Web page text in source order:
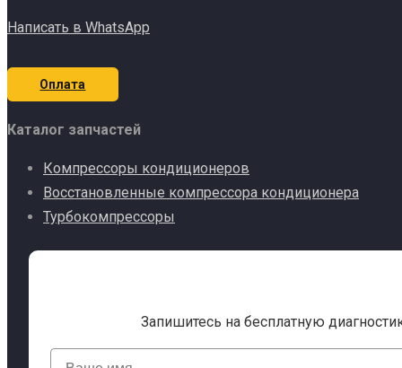
Написать в WhatsApp
Оплата
Каталог запчастей
Компрессоры кондиционеров
Восстановленные компрессора кондиционера
Турбокомпрессоры
Запишитесь на бесплатную